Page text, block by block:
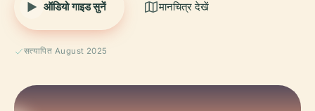
ऑडियो गाइड सुनें मानचित्र देखें
सत्यापित August 2025